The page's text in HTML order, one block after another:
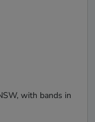
with bands in